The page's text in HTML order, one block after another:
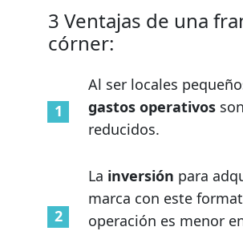
3 Ventajas de una
córner:
Al ser locales
gastos operativos son
reducidos.
La inversión para
marca con este
operación es menor